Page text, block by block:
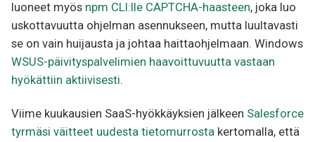
luoneet myös npm CLI:lle CAPTCHA-haasteen, joka luo
uskottavuutta ohjelman asennukseen, mutta luultavasti
se on vain huijausta ja johtaa haittaohjelmaan. Windows
WSUS-päivityspalvelimien haavoittuvuutta vastaan
hyökättiin aktiivisesti.
Viime kuukausien SaaS-hyökkäyksien jälkeen Salesforce
tyrmäsi väitteet uudesta tietomurrosta kertomalla, että